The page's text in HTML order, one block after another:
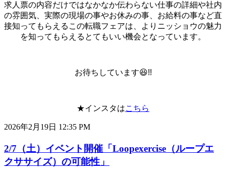
求人票の内容だけではなかなか伝わらない仕事の詳細や社内
の雰囲気、実際の現場の事やお休みの事、お給料の事など直
接知ってもらえるこの転職フェアは、よりニッショウの魅力
を知ってもらえるとてもいい機会となっています。
お待ちしています😆!!
★インスタはこちら
2026年2月19日 12:35 PM
2/7（土）イベント開催「Loopexercise（ループエ
クササイズ）の可能性」